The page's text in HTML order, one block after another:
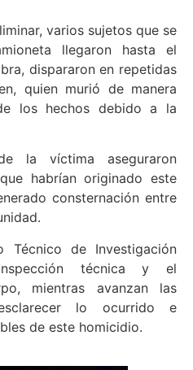
varios sujetos que se
llegaron hasta el
dispararon en repetidas
quien murió de manera
los hechos debido a la
la víctima aseguraron
habrían originado este
consternación entre
Técnico de Investigación
técnica y el
mientras avanzan las
lo ocurrido e
de este homicidio.